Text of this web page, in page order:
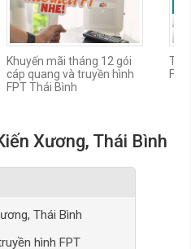
Khuyến mãi tháng 12 gói
cáp quang và truyền hình
FPT Thái Bình
Xương, Thái Bình
Thái Bình
hình FPT